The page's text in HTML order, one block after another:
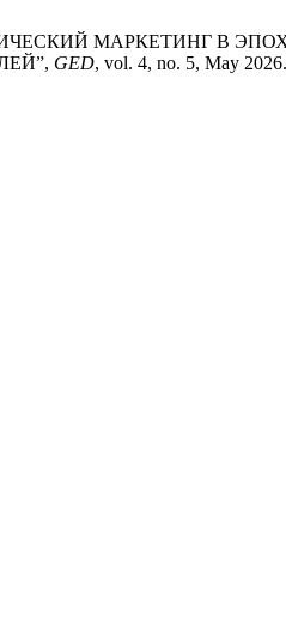
МАРКЕТИНГ
GED, vol. 4, no. 5, May 2026.